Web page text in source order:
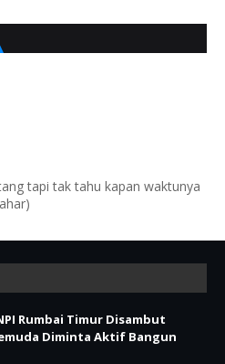
tapi tak tahu kapan waktunya
Rumbai Timur Disambut
Diminta Aktif Bangun